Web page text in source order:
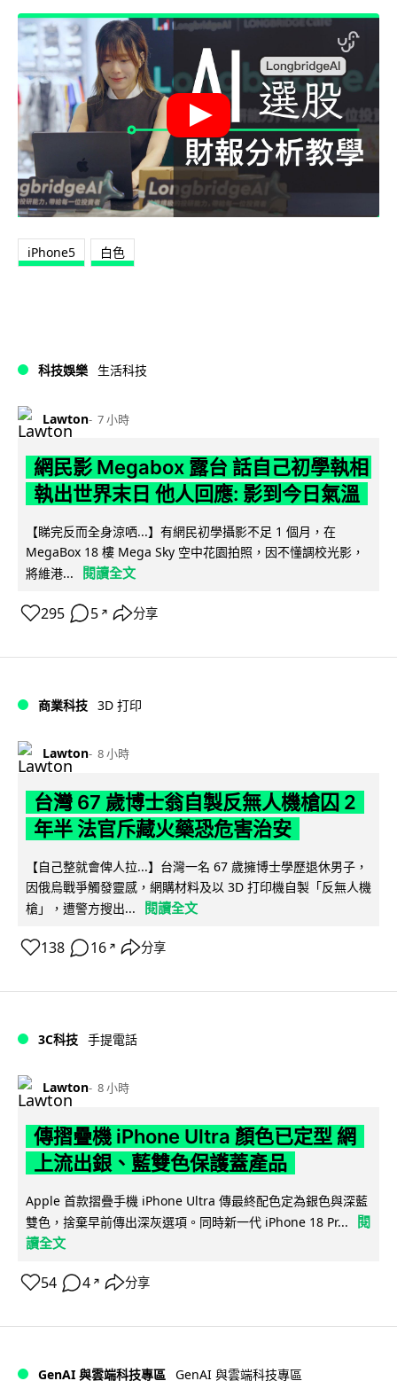
iPhone5 白色
科技娛樂 生活科技
Lawton 7 小時
網民影 Megabox 露台 話自己初學執相
執出世界末日 他人回應: 影到今日氣溫
【睇完反而全身涼哂...】有網民初學攝影不足 1 個月，在
MegaBox 18 樓 Mega Sky 空中花園拍照，因不懂調校光影，
將維港...
閱讀全文
295 5 ↗ 分享
商業科技 3D 打印
Lawton 8 小時
台灣 67 歲博士翁自製反無人機槍囚 2
年半 法官斥藏火藥恐危害治安
【自己整就會俾人拉...】台灣一名 67 歲擁博士學歷退休男子，
因俄烏戰爭觸發靈感，網購材料及以 3D 打印機自製「反無人機
槍」，遭警方搜出...
閱讀全文
138 16 ↗ 分享
3C科技 手提電話
Lawton 8 小時
傳摺疊機 iPhone Ultra 顏色已定型 網
上流出銀、藍雙色保護蓋產品
Apple 首款摺疊手機 iPhone Ultra 傳最終配色定為銀色與深藍
雙色，捨棄早前傳出深灰選項。同時新一代 iPhone 18 Pr...
閱
讀全文
54 4 ↗ 分享
GenAI 與雲端科技專區 GenAI 與雲端科技專區